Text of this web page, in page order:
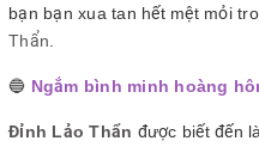
bạn bạn xua tan hết mệt mỏi
Thẩn
🔵 Ngắm bình minh hoàng
Đỉnh Lảo Thẩn được biết đến